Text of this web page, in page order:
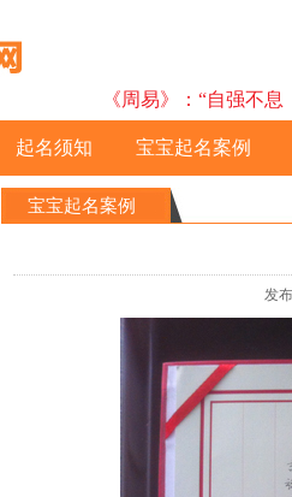
《周易》：“自强不
起名须知 宝宝起名案例
宝宝起名案例
发